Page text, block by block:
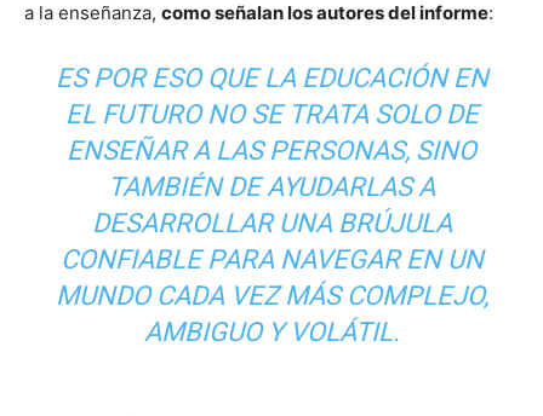
a la enseñanza, como señalan los autores del informe:
ES POR ESO QUE LA EDUCACIÓN EN
EL FUTURO NO SE TRATA SOLO DE
ENSEÑAR A LAS PERSONAS, SINO
TAMBIÉN DE AYUDARLAS A
DESARROLLAR UNA BRÚJULA
CONFIABLE PARA NAVEGAR EN UN
MUNDO CADA VEZ MÁS COMPLEJO,
AMBIGUO Y VOLÁTIL.